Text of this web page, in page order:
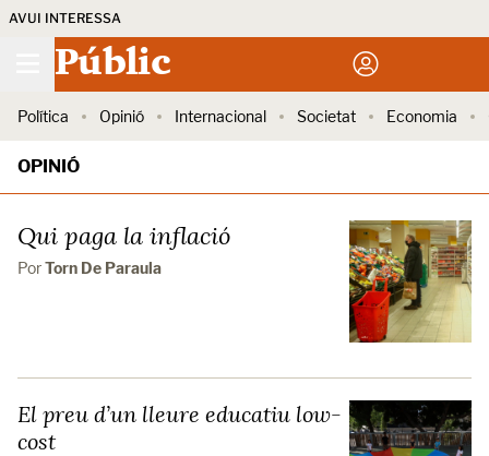
AVUI INTERESSA
Públic
Política Opinió Internacional Societat Economia
OPINIÓ
Qui paga la inflació
PorTorn De Paraula
El preu d’un lleure educatiu low-
cost